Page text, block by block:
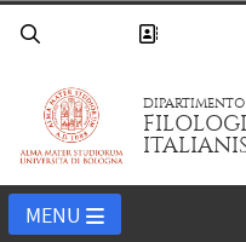
MENU